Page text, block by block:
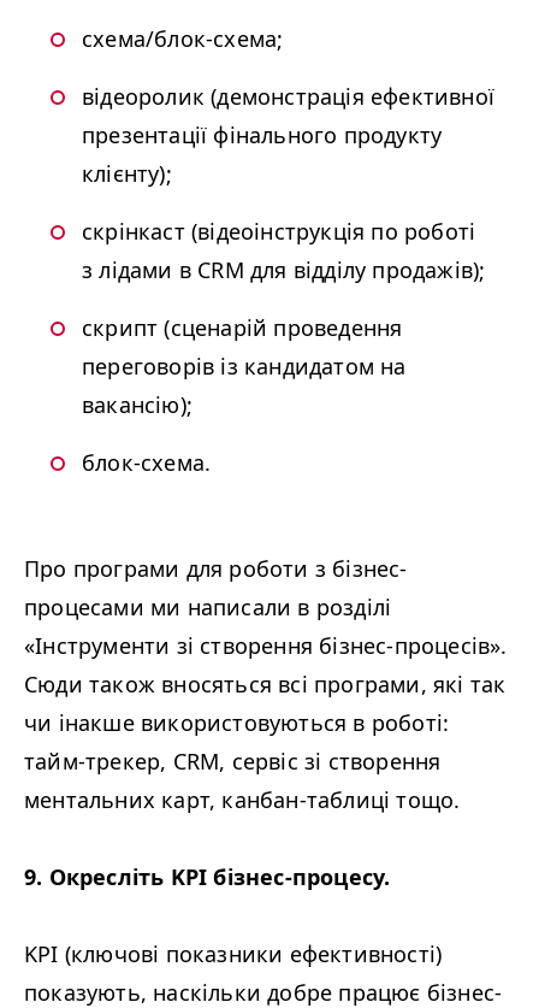
схема/блок-схема;
відеоролик (демонстрація ефективної
презентації фінального продукту
клієнту);
скрінкаст (відеоінструкція по роботі
з лідами в CRM для відділу продажів);
скрипт (сценарій проведення
переговорів із кандидатом на
вакансію);
блок-схема.
Про програми для роботи з бізнес-
процесами ми написали в розділі
«Інструменти зі створення бізнес-процесів».
Сюди також вносяться всі програми, які так
чи інакше використовуються в роботі:
тайм-трекер, CRM, сервіс зі створення
ментальних карт, канбан-таблиці тощо.
9. Окресліть KPI бізнес-процесу.
KPI (ключові показники ефективності)
показують, наскільки добре працює бізнес-